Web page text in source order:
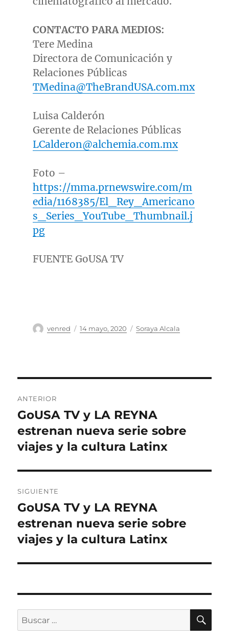
CONTACTO PARA MEDIOS:
Tere Medina
Directora de Comunicación y
Relaciones Públicas
TMedina@TheBrandUSA.com.mx
Luisa Calderón
Gerente de Relaciones Públicas
LCalderon@alchemia.com.mx
Foto –
https://mma.prnewswire.com/m
edia/1168385/El_Rey_Americano
s_Series_YouTube_Thumbnail.j
pg
FUENTE GoUSA TV
Autor
venred
Publicado
14 mayo, 2020 Categorías
Soraya Alcala
de
entradas
ANTERIOR
Entrada
anterior:
GoUSA TV y LA REYNA
estrenan nueva serie sobre
viajes y la cultura Latinx
SIGUIENTE
Entrada
siguiente:
GoUSA TV y LA REYNA
estrenan nueva serie sobre
viajes y la cultura Latinx
Buscar
por: